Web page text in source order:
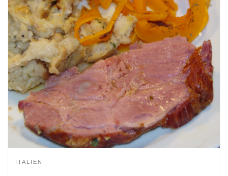
ITALIEN